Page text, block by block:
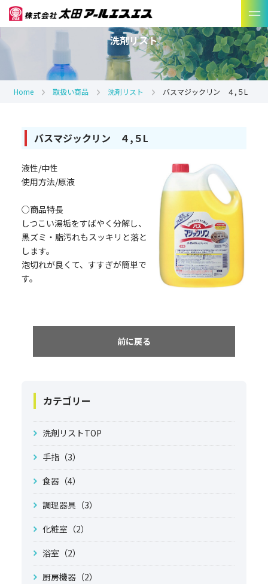
洗剤リスト
Home 取扱い商品 洗剤リスト バスマジックリン ４,５L
バスマジックリン ４,５L
液性/中性
使用方法/原液
○商品特長
しつこい湯垢をすばやく分解し、
黒ズミ・脂汚れもスッキリと落と
します。
泡切れが良くて、すすぎが簡単で
す。
前に戻る
カテゴリー
洗剤リストTOP
手指（3）
食器（4）
調理器具（3）
化粧室（2）
浴室（2）
厨房機器（2）